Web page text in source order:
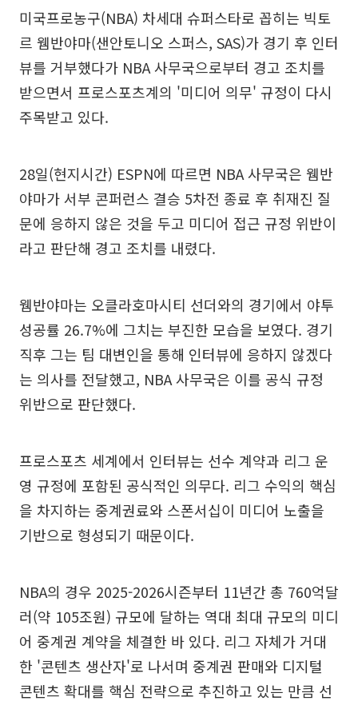
미국프로농구(NBA) 차세대 슈퍼스타로 꼽히는 빅토
르 웸반야마(샌안토니오 스퍼스, SAS)가 경기 후 인터
뷰를 거부했다가 NBA 사무국으로부터 경고 조치를
받으면서 프로스포츠계의 '미디어 의무' 규정이 다시
주목받고 있다.
28일(현지시간) ESPN에 따르면 NBA 사무국은 웸반
야마가 서부 콘퍼런스 결승 5차전 종료 후 취재진 질
문에 응하지 않은 것을 두고 미디어 접근 규정 위반이
라고 판단해 경고 조치를 내렸다.
웸반야마는 오클라호마시티 선더와의 경기에서 야투
성공률 26.7%에 그치는 부진한 모습을 보였다. 경기
직후 그는 팀 대변인을 통해 인터뷰에 응하지 않겠다
는 의사를 전달했고, NBA 사무국은 이를 공식 규정
위반으로 판단했다.
프로스포츠 세계에서 인터뷰는 선수 계약과 리그 운
영 규정에 포함된 공식적인 의무다. 리그 수익의 핵심
을 차지하는 중계권료와 스폰서십이 미디어 노출을
기반으로 형성되기 때문이다.
NBA의 경우 2025-2026시즌부터 11년간 총 760억달
러(약 105조원) 규모에 달하는 역대 최대 규모의 미디
어 중계권 계약을 체결한 바 있다. 리그 자체가 거대
한 '콘텐츠 생산자'로 나서며 중계권 판매와 디지털
콘텐츠 확대를 핵심 전략으로 추진하고 있는 만큼 선